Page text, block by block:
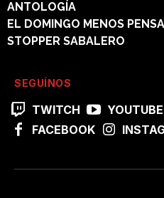
ANTOLOGÍA
EL DOMINGO MENOS
STOPPER SABALERO
SEGUÍNOS
TWITCH YOUTUBE
FACEBOOK